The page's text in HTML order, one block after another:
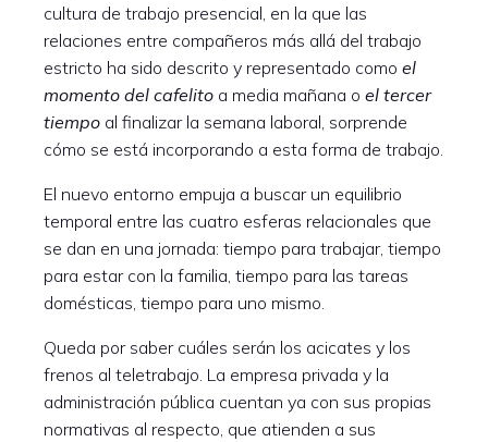
cultura de trabajo presencial, en la que las
relaciones entre compañeros más allá del trabajo
estricto ha sido descrito y representado como el
momento del cafelito a media mañana o el tercer
tiempo al finalizar la semana laboral, sorprende
cómo se está incorporando a esta forma de trabajo.
El nuevo entorno empuja a buscar un equilibrio
temporal entre las cuatro esferas relacionales que
se dan en una jornada: tiempo para trabajar, tiempo
para estar con la familia, tiempo para las tareas
domésticas, tiempo para uno mismo.
Queda por saber cuáles serán los acicates y los
frenos al teletrabajo. La empresa privada y la
administración pública cuentan ya con sus propias
normativas al respecto, que atienden a sus